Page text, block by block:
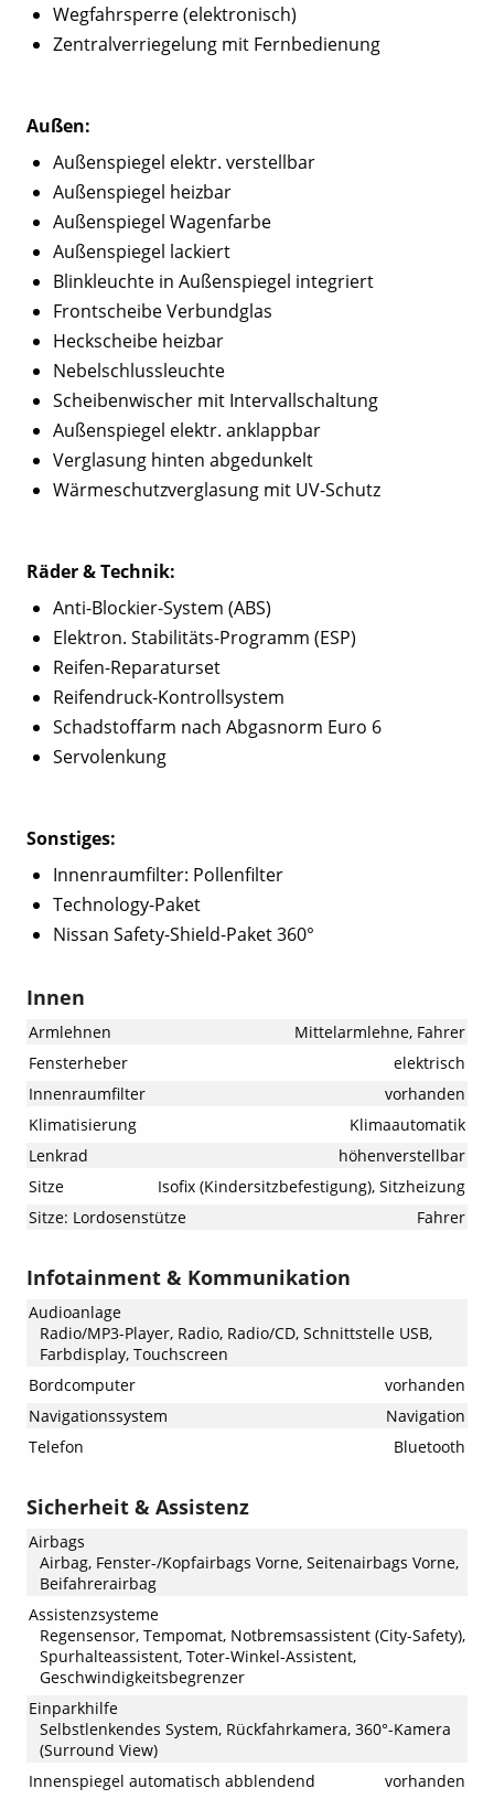
Wegfahrsperre (elektronisch)
Zentralverriegelung mit Fernbedienung
Außen:
Außenspiegel elektr. verstellbar
Außenspiegel heizbar
Außenspiegel Wagenfarbe
Außenspiegel lackiert
Blinkleuchte in Außenspiegel integriert
Frontscheibe Verbundglas
Heckscheibe heizbar
Nebelschlussleuchte
Scheibenwischer mit Intervallschaltung
Außenspiegel elektr. anklappbar
Verglasung hinten abgedunkelt
Wärmeschutzverglasung mit UV-Schutz
Räder & Technik:
Anti-Blockier-System (ABS)
Elektron. Stabilitäts-Programm (ESP)
Reifen-Reparaturset
Reifendruck-Kontrollsystem
Schadstoffarm nach Abgasnorm Euro 6
Servolenkung
Sonstiges:
Innenraumfilter: Pollenfilter
Technology-Paket
Nissan Safety-Shield-Paket 360°
Innen
Armlehnen
Mittelarmlehne, Fahrer
Fensterheber
elektrisch
Innenraumfilter
vorhanden
Klimatisierung
Klimaautomatik
Lenkrad
höhenverstellbar
Sitze
Isofix (Kindersitzbefestigung), Sitzheizung
Sitze: Lordosenstütze
Fahrer
Infotainment & Kommunikation
Audioanlage
Radio/MP3-Player, Radio, Radio/CD, Schnittstelle USB,
Farbdisplay, Touchscreen
Bordcomputer
vorhanden
Navigationssystem
Navigation
Telefon
Bluetooth
Sicherheit & Assistenz
Airbags
Airbag, Fenster-/Kopfairbags Vorne, Seitenairbags Vorne,
Beifahrerairbag
Assistenzsysteme
Regensensor, Tempomat, Notbremsassistent (City-Safety),
Spurhalteassistent, Toter-Winkel-Assistent,
Geschwindigkeitsbegrenzer
Einparkhilfe
Selbstlenkendes System, Rückfahrkamera, 360°-Kamera
(Surround View)
Innenspiegel automatisch abblendend
vorhanden